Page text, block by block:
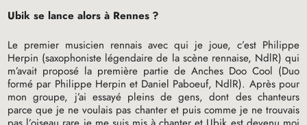
Ubik se lance alors à Rennes ?
Le premier musicien rennais avec qui je joue, c’est Philippe
Herpin (saxophoniste légendaire de la scène rennaise, NdlR) qui
m’avait proposé la première partie de Anches Doo Cool (Duo
formé par Philippe Herpin et Daniel Paboeuf, NdlR). Après pour
mon groupe, j’ai essayé pleins de gens, dont des chanteurs
parce que je ne voulais pas chanter et puis comme je ne trouvais